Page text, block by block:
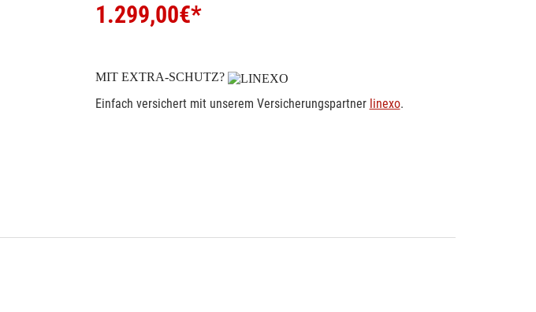
1.299,00€*
MIT EXTRA-SCHUTZ?
Einfach versichert mit unserem Versicherungspartner linexo.